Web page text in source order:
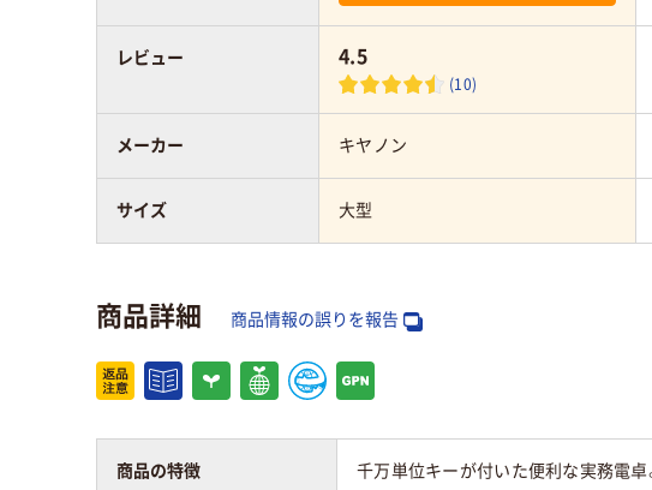
レビュー 4.5
(10)
メーカー キヤノン
サイズ 大型
商品詳細 商品情報の誤りを報告
商品の特徴 千万単位キーが付いた便利な実務電卓